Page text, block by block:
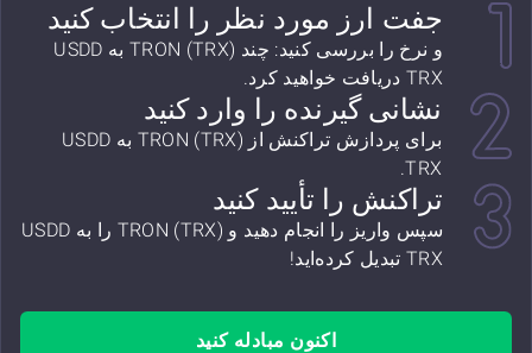
جفت ارز مورد نظر را انتخاب کنید
و نرخ را بررسی کنید: چند TRON (TRX) به USDD
TRX دریافت خواهید کرد.
نشانی گیرنده را وارد کنید
برای پردازش تراکنش از TRON (TRX) به USDD
TRX.
تراکنش را تأیید کنید
سپس واریز را انجام دهید و TRON (TRX) را به USDD
TRX تبدیل کرده‌اید!
اکنون مبادله کنید